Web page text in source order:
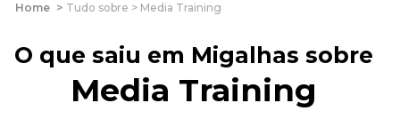
Home > Tudo sobre > Media Training
O que saiu em Migalhas sobre
Media Training